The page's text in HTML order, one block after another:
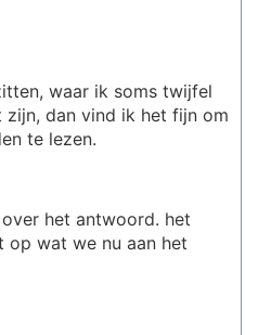
waar ik soms twijfel
dan vind ik het fijn om
te lezen.
het antwoord. het
op wat we nu aan het